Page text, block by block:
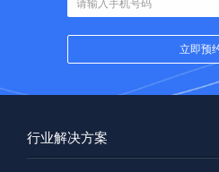
行业解决方案